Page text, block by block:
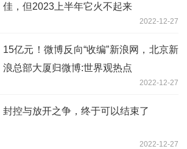
佳，但2023上半年它火不起来
2022-12-27
15亿元！微博反向“收编”新浪网，北京新
浪总部大厦归微博:世界观热点
2022-12-27
封控与放开之争，终于可以结束了
2022-12-27